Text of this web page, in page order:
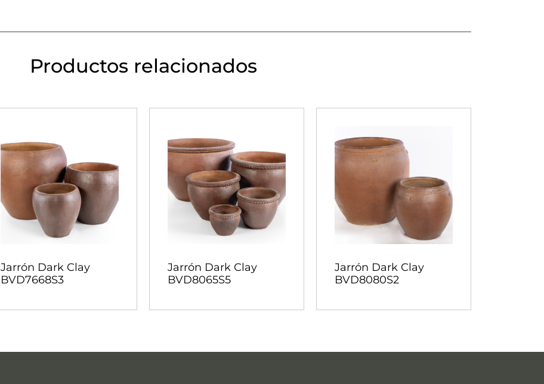
Productos relacionados
Jarrón Dark Clay
BVD7668S3
Jarrón Dark Clay
BVD8065S5
Jarrón Dark Clay
BVD8080S2